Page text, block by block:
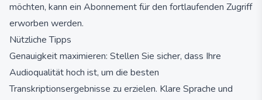
möchten, kann ein Abonnement für den fortlaufenden Zugriff
erworben werden.
Nützliche Tipps
Genauigkeit maximieren: Stellen Sie sicher, dass Ihre
Audioqualität hoch ist, um die besten
Transkriptionsergebnisse zu erzielen. Klare Sprache und